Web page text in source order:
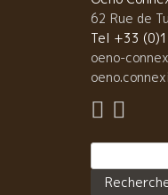
62 Rue de
Tel +33
oeno-